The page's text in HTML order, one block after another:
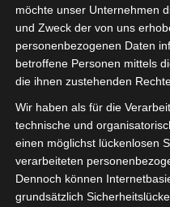
Briefe an die Politik
möchte unser Unternehmen
und Zweck der von uns
personenbezogenen Daten
betroffene Personen mittels
die ihnen zustehenden
Wir haben als für die
technische und
einen möglichst lückenlosen
verarbeiteten
Dennoch können
grundsätzlich